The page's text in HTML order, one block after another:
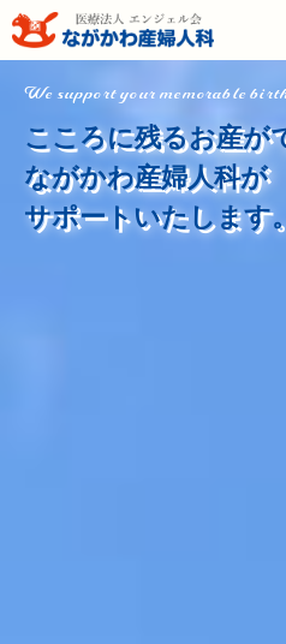
We support your memorable
こころに残るお産が
ながかわ産婦人科が
サポートいたします。